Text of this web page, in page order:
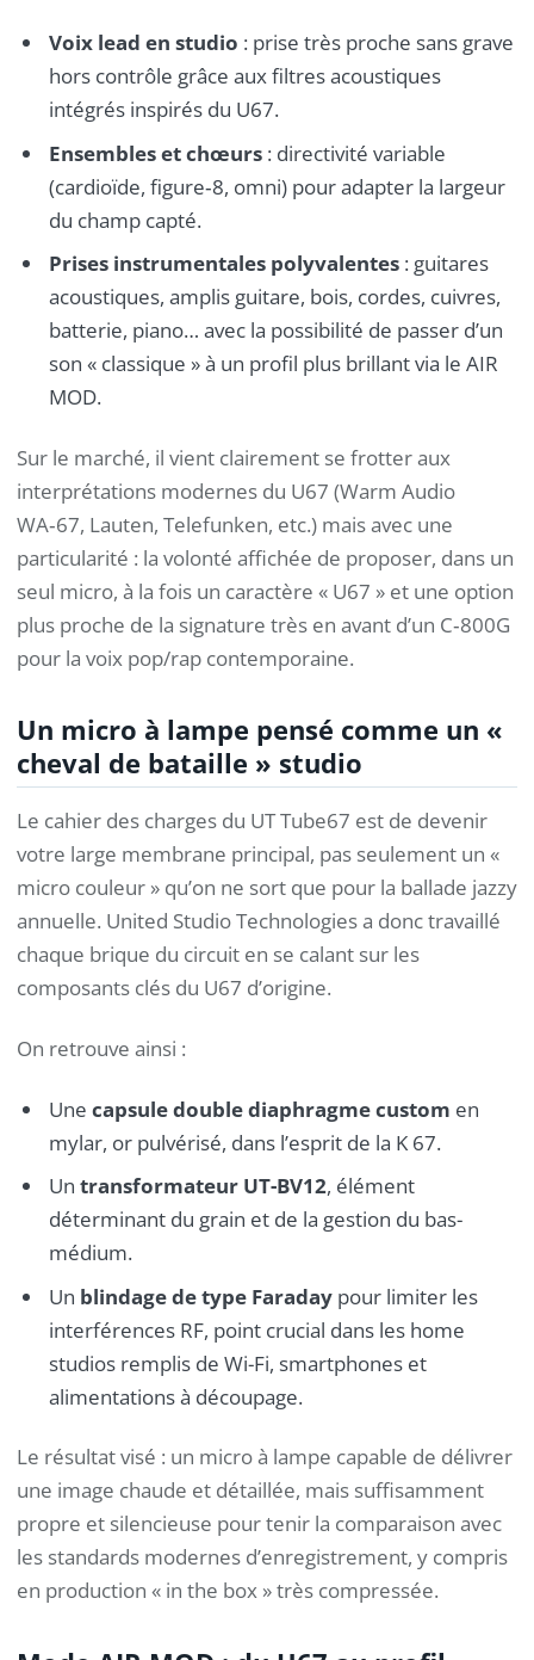
Voix lead en studio : prise très proche sans grave
hors contrôle grâce aux filtres acoustiques
intégrés inspirés du U67.
Ensembles et chœurs: directivité variable
(cardioïde, figure‑8, omni) pour adapter la largeur
du champ capté.
Prises instrumentales polyvalentes: guitares
acoustiques, amplis guitare, bois, cordes, cuivres,
batterie, piano… avec la possibilité de passer d’un
son « classique » à un profil plus brillant via le AIR
MOD.
Sur le marché, il vient clairement se frotter aux
interprétations modernes du U67 (Warm Audio
WA‑67, Lauten, Telefunken, etc.) mais avec une
particularité : la volonté affichée de proposer, dans un
seul micro, à la fois un caractère « U67 » et une option
plus proche de la signature très en avant d’un C‑800G
pour la voix pop/rap contemporaine.
Un micro à lampe pensé comme un «
cheval de bataille » studio
Le cahier des charges du UT Tube67 est de devenir
votre large membrane principal, pas seulement un «
micro couleur » qu’on ne sort que pour la ballade jazzy
annuelle. United Studio Technologies a donc travaillé
chaque brique du circuit en se calant sur les
composants clés du U67 d’origine.
On retrouve ainsi :
Une capsule double diaphragme custom en
mylar, or pulvérisé, dans l’esprit de la K 67.
Un transformateur UT-BV12, élément
déterminant du grain et de la gestion du bas-
médium.
Un blindage de type Faradaypour limiter les
interférences RF, point crucial dans les home
studios remplis de Wi-Fi, smartphones et
alimentations à découpage.
Le résultat visé : un micro à lampe capable de délivrer
une image chaude et détaillée, mais suffisamment
propre et silencieuse pour tenir la comparaison avec
les standards modernes d’enregistrement, y compris
en production « in the box » très compressée.